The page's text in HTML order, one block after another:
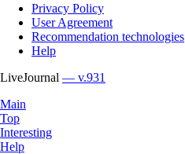
Privacy Policy
User Agreement
Recommendation technologies
Help
LiveJournal — v.931
Main
Top
Interesting
Help